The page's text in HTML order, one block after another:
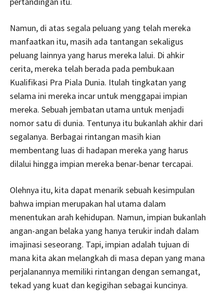
Namun, di atas segala peluang yang telah mereka
manfaatkan itu, masih ada tantangan sekaligus
peluang lainnya yang harus mereka lalui. Di ahkir
cerita, mereka telah berada pada pembukaan
Kualifikasi Pra Piala Dunia. Itulah tingkatan yang
selama ini mereka incar untuk menggapai impian
mereka. Sebuah jembatan utama untuk menjadi
nomor satu di dunia. Tentunya itu bukanlah akhir dari
segalanya. Berbagai rintangan masih kian
membentang luas di hadapan mereka yang harus
dilalui hingga impian mereka benar-benar tercapai.
Olehnya itu, kita dapat menarik sebuah kesimpulan
bahwa impian merupakan hal utama dalam
menentukan arah kehidupan. Namun, impian bukanlah
angan-angan belaka yang hanya terukir indah dalam
imajinasi seseorang. Tapi, impian adalah tujuan di
mana kita akan melangkah di masa depan yang mana
perjalanannya memiliki rintangan dengan semangat,
tekad yang kuat dan kegigihan sebagai kuncinya.